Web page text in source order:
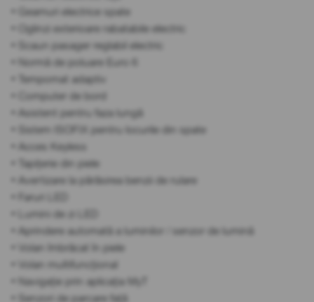
• Geamuri electrice spate
• Oglinzi exterioare rabatabile electric
• Scaun pasager reglabil electric
• Normă de poluare Euro 6
• Tempomat adaptiv
• Computer de bord
• Asistent pentru faza lungă
• Sistem ISOFIX pentru locurile din spate
• Acces Keyless
• Tapițerie din piele
• Avertizare la părăsirea benzii de rulare
• Faruri LED
• Lumini de zi LED
• Aprindere automată a luminilor / senzor de lumină
• Volan îmbrăcat în piele
• Volan multifuncțional
• Navigație prin aplicația MyT
• Senzori de parcare față